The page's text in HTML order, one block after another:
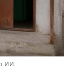
ИИ.